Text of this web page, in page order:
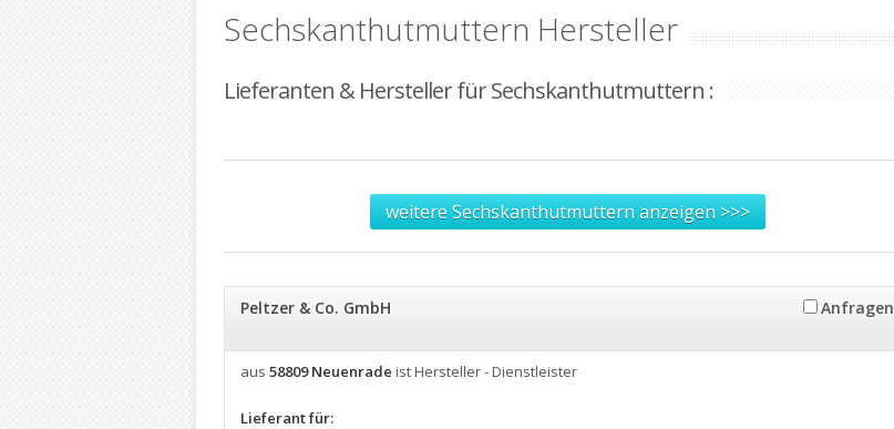
Sechskanthutmuttern Hersteller
Lieferanten & Hersteller für Sechskanthutmuttern :
weitere Sechskanthutmuttern anzeigen >>>
Peltzer & Co. GmbH Anfragen
aus 58809 Neuenrade ist Hersteller - Dienstleister
Lieferant für: